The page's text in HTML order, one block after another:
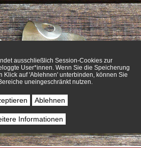
ausschließlich Session-Cookies zur
User*innen. Wenn Sie die Speicherung
Klick auf 'Ablehnen' unterbinden, können Sie
uneingeschränkt nutzen.
Ablehnen
Informationen